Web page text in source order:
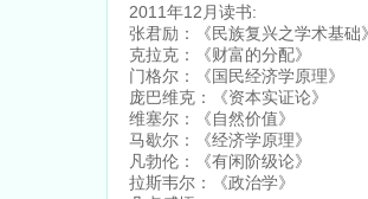
2011年12月读书:
张君励：《民族复兴之学术基础
克拉克：《财富的分配》
门格尔：《国民经济学原理》
庞巴维克：《资本实证论》
维塞尔：《自然价值》
马歇尔：《经济学原理》
凡勃伦：《有闲阶级论》
拉斯韦尔：《政治学》